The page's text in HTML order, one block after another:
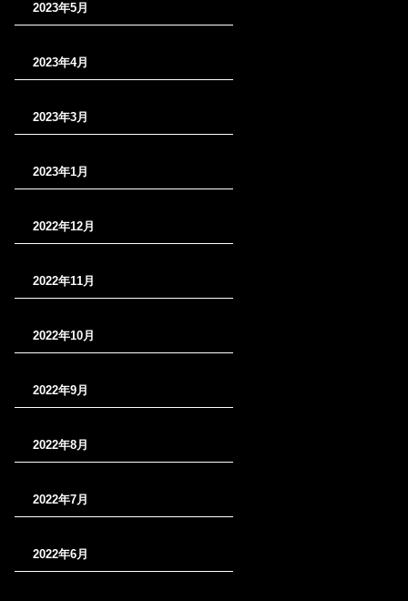
2023年5月
2023年4月
2023年3月
2023年1月
2022年12月
2022年11月
2022年10月
2022年9月
2022年8月
2022年7月
2022年6月